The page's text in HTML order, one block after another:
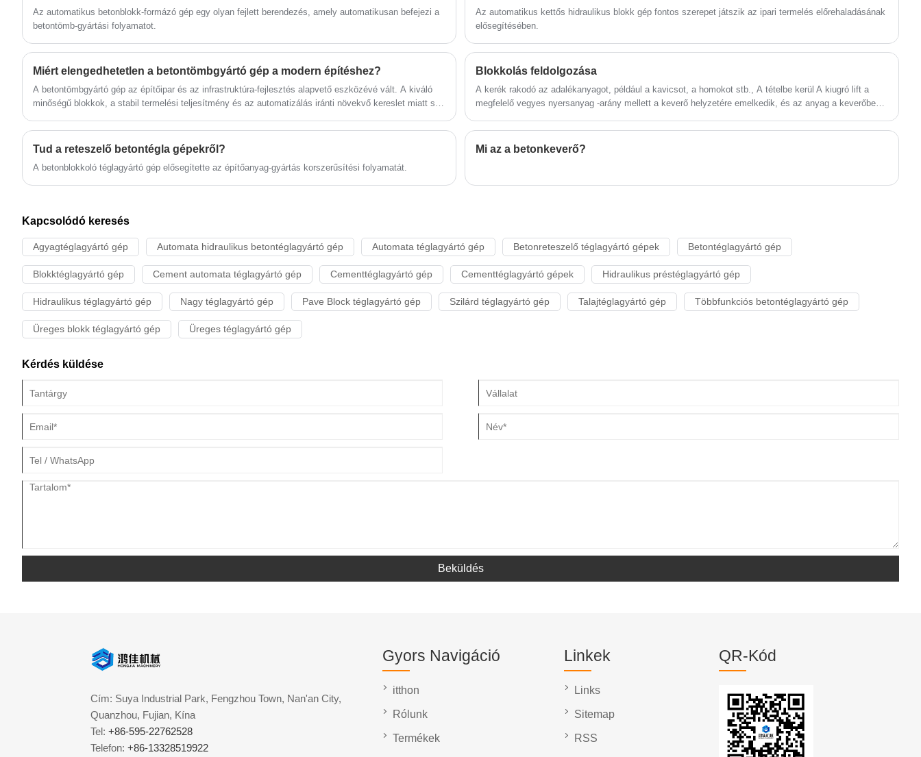
Az automatikus betonblokk-formázó gép egy olyan fejlett berendezés, amely automatikusan befejezi a
betontömb-gyártási folyamatot.
Az automatikus kettős hidraulikus blokk gép fontos szerepet játszik az ipari termelés előrehaladásának
elősegítésében.
Miért elengedhetetlen a betontömbgyártó gép a modern építéshez?
A betontömbgyártó gép az építőipar és az infrastruktúra-fejlesztés alapvető eszközévé vált. A kiváló
minőségű blokkok, a stabil termelési teljesítmény és az automatizálás iránti növekvő kereslet miatt sok
különféle projektigények kielégítésére.
Blokkolás feldolgozása
A kerék rakodó az adalékanyagot, például a kavicsot, a homokot stb., A tételbe kerül A kiugró lift a
megfelelő vegyes nyersanyag -arány mellett a keverő helyzetére emelkedik, és az anyag a keverőbe
Tud a reteszelő betontégla gépekről?
A betonblokkoló téglagyártó gép elősegítette az építőanyag-gyártás korszerűsítési folyamatát.
Mi az a betonkeverő?
Kapcsolódó keresés
Agyagtéglagyártó gép Automata hidraulikus betontéglagyártó gép Automata téglagyártó gép Betonreteszelő téglagyártó gépek Betontéglagyártó gép
Blokktéglagyártó gép Cement automata téglagyártó gép Cementtéglagyártó gép Cementtéglagyártó gépek Hidraulikus préstéglagyártó gép
Hidraulikus téglagyártó gép Nagy téglagyártó gép Pave Block téglagyártó gép Szilárd téglagyártó gép Talajtéglagyártó gép Többfunkciós betontéglagyártó gép
Üreges blokk téglagyártó gép Üreges téglagyártó gép
Kérdés küldése
Beküldés
Cím: Suya Industrial Park, Fengzhou Town, Nan'an City,
Quanzhou, Fujian, Kína
Tel: +86-595-22762528
Telefon: +86-13328519922
Gyors Navigáció
itthon
Rólunk
Termékek
Linkek
Links
Sitemap
RSS
QR-Kód